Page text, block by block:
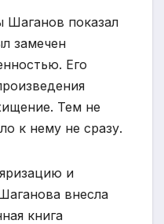
Шаганов показал
замечен
Его
Тем не
к нему не сразу.
и
внесла
книга